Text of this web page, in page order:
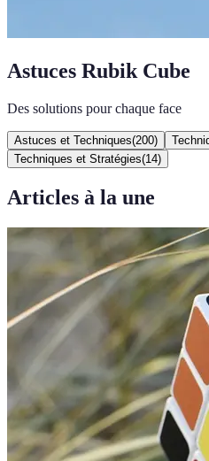
Astuces Rubik Cube
Des solutions pour chaque face
Astuces et Techniques(200)
Techniques et Stratégies(14)
Articles à la une